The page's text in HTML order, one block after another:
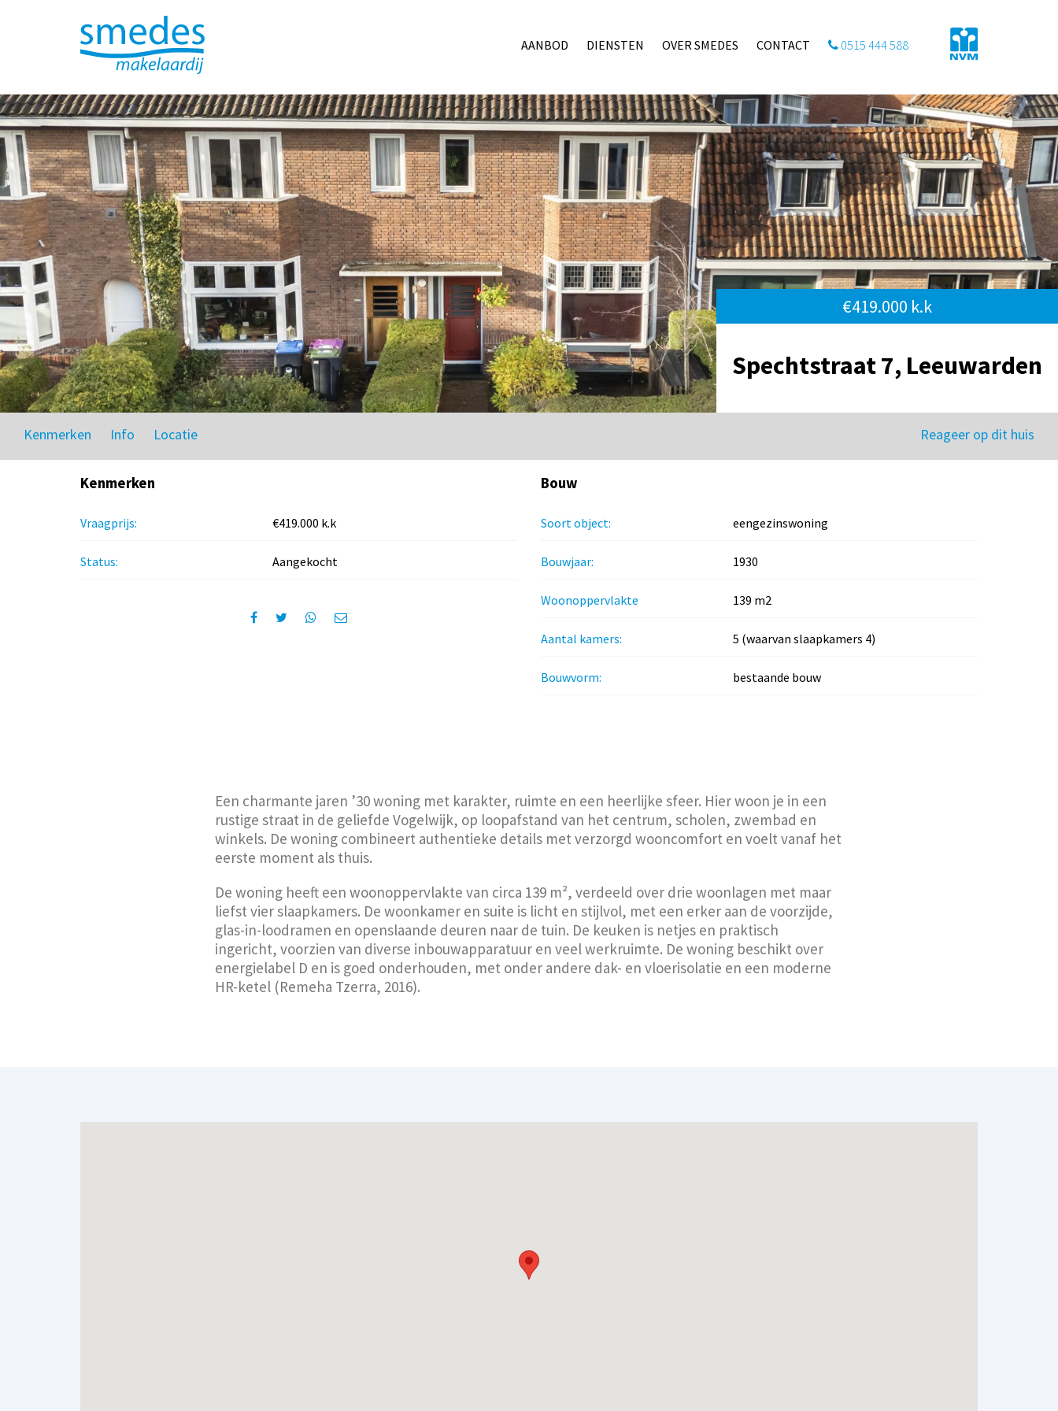
AANBOD DIENSTEN OVER SMEDES CONTACT 0515 444 588
€419.000 k.k
Spechtstraat 7, Leeuwarden
Kenmerken Info Locatie Reageer op dit huis
Kenmerken
Vraagprijs: €419.000 k.k
Status: Aangekocht
Bouw
Soort object: eengezinswoning
Bouwjaar: 1930
Woonoppervlakte 139 m2
Aantal kamers: 5 (waarvan slaapkamers 4)
Bouwvorm: bestaande bouw
Een charmante jaren ’30 woning met karakter, ruimte en een heerlijke sfeer. Hier woon je in een
rustige straat in de geliefde Vogelwijk, op loopafstand van het centrum, scholen, zwembad en
winkels. De woning combineert authentieke details met verzorgd wooncomfort en voelt vanaf het
eerste moment als thuis.
De woning heeft een woonoppervlakte van circa 139 m², verdeeld over drie woonlagen met maar
liefst vier slaapkamers. De woonkamer en suite is licht en stijlvol, met een erker aan de voorzijde,
glas-in-loodramen en openslaande deuren naar de tuin. De keuken is netjes en praktisch
ingericht, voorzien van diverse inbouwapparatuur en veel werkruimte. De woning beschikt over
energielabel D en is goed onderhouden, met onder andere dak- en vloerisolatie en een moderne
HR-ketel (Remeha Tzerra, 2016).